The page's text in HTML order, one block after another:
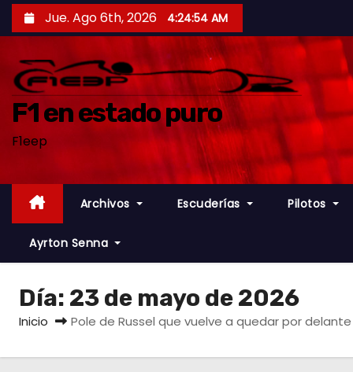
a
c
o
Jue. Ago 6th, 2026 4:24:55 AM
F1 en estado puro
F1eep
Archivos Escuderías Pilotos
Ayrton Senna
Día: 23 de mayo de 2026
Inicio Pole de Russel que vuelve a quedar por